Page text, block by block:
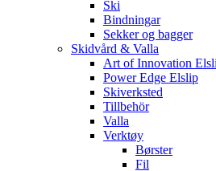
Ski
Bindningar
Sekker og bagger
Skidvård & Valla
Art of Innovation
Power Edge Elslip
Skiverksted
Tillbehör
Valla
Verktøy
Børster
Fil